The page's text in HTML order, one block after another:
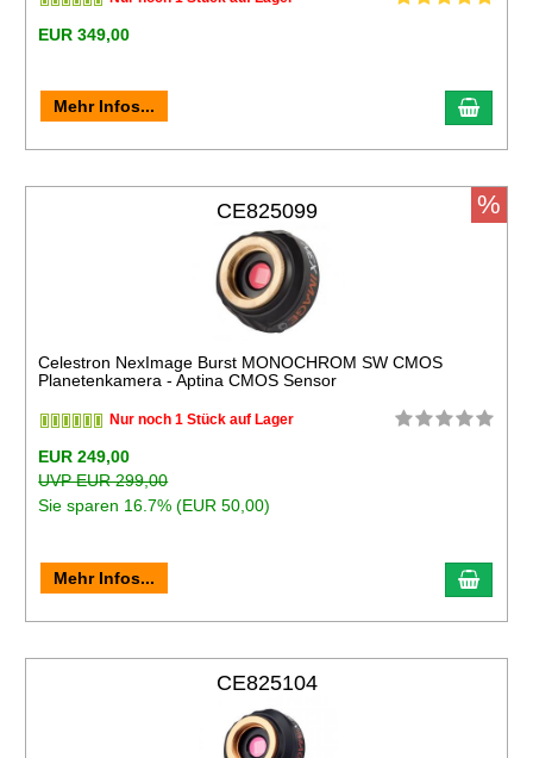
EUR 349,00
Mehr Infos...
CE825099
Celestron NexImage Burst MONOCHROM SW CMOS
Planetenkamera - Aptina CMOS Sensor
Nur noch 1 Stück auf Lager
EUR 249,00
UVP EUR 299,00
Sie sparen 16.7% (EUR 50,00)
Mehr Infos...
%
CE825104